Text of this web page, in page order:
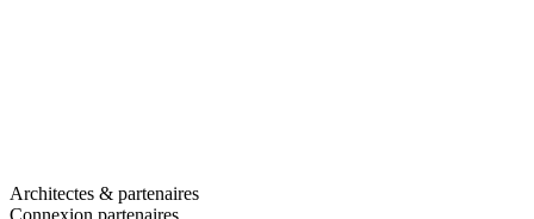
Architectes & partenaires
Connexion partenaires